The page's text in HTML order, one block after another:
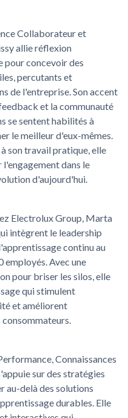
Collaborateur et
allie réflexion
concevoir des
percutants et
de l'entreprise. Son accent
et la communauté
se sentent habilités à
le meilleur d'eux-mêmes.
son travail pratique, elle
dans le
d'aujourd'hui.
Electrolux Group, Marta
intègrent le leadership
continu au
employés. Avec une
pour briser les silos, elle
qui stimulent
et améliorent
Connaissances
sur des stratégies
au-delà des solutions
durables. Elle